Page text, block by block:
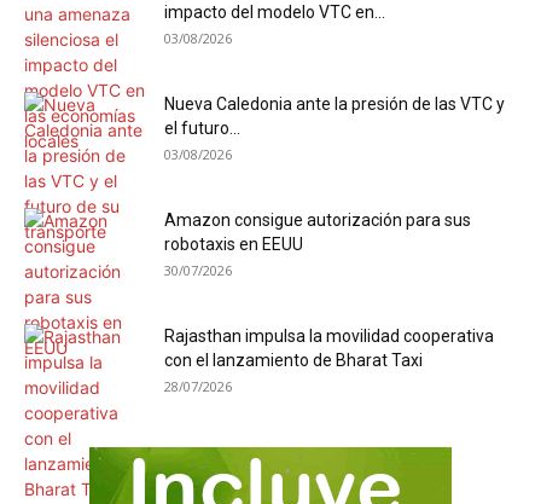
impacto del modelo VTC en...
03/08/2026
Nueva Caledonia ante la presión de las VTC y
el futuro...
03/08/2026
Amazon consigue autorización para sus
robotaxis en EEUU
30/07/2026
Rajasthan impulsa la movilidad cooperativa
con el lanzamiento de Bharat Taxi
28/07/2026